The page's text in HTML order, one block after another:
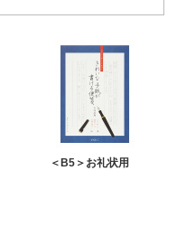
＜B5＞お礼状用